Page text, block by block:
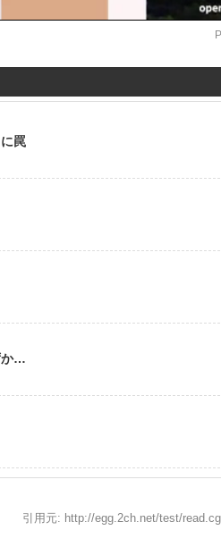
罠
か…
引用元: http://egg.2ch.net/test/